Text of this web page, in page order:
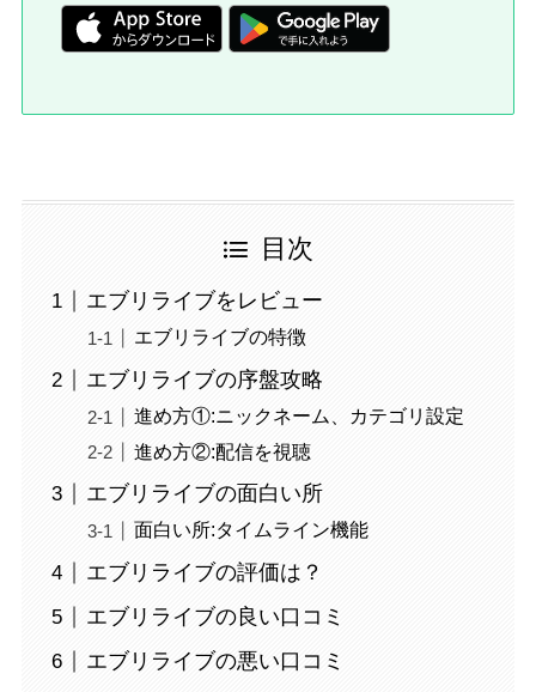
目次
エブリライブをレビュー
エブリライブの特徴
エブリライブの序盤攻略
進め方①:ニックネーム、カテゴリ設定
進め方②:配信を視聴
エブリライブの面白い所
面白い所:タイムライン機能
エブリライブの評価は？
エブリライブの良い口コミ
エブリライブの悪い口コミ